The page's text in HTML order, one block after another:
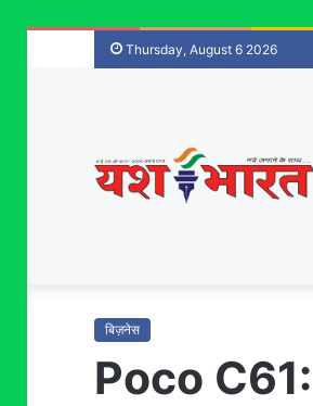
Thursday, August 6 2026
बिज़नेस
Poco